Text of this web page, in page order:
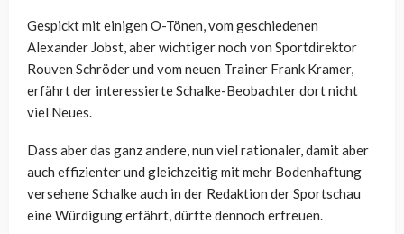
Gespickt mit einigen O-Tönen, vom geschiedenen
Alexander Jobst, aber wichtiger noch von Sportdirektor
Rouven Schröder und vom neuen Trainer Frank Kramer,
erfährt der interessierte Schalke-Beobachter dort nicht
viel Neues.
Dass aber das ganz andere, nun viel rationaler, damit aber
auch effizienter und gleichzeitig mit mehr Bodenhaftung
versehene Schalke auch in der Redaktion der Sportschau
eine Würdigung erfährt, dürfte dennoch erfreuen.